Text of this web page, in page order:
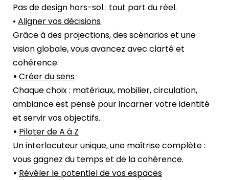
Pas de design hors-sol : tout part du réel.
• Aligner vos décisions
Grâce à des projections, des scénarios et une
vision globale, vous avancez avec clarté et
cohérence.
• Créer du sens
Chaque choix : matériaux, mobilier, circulation,
ambiance est pensé pour incarner votre identité
et servir vos objectifs.
• Piloter de A à Z
Un interlocuteur unique, une maîtrise complète :
vous gagnez du temps et de la cohérence.
• Révéler le potentiel de vos espaces